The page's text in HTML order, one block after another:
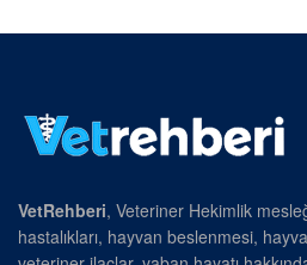
VetRehberi, Veteriner Hekimlik
hastalıkları, hayvan beslenmesi,